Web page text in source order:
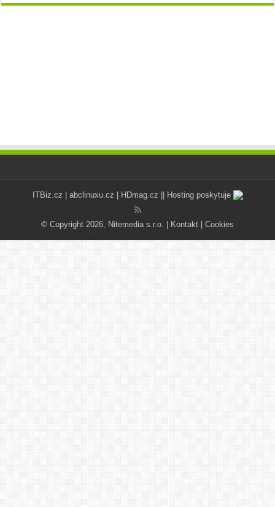
ITBiz.cz | abclinuxu.cz | HDmag.cz || Hosting poskytuje
© Copyright 2026, Nitemedia s.r.o. | Kontakt | Cookies